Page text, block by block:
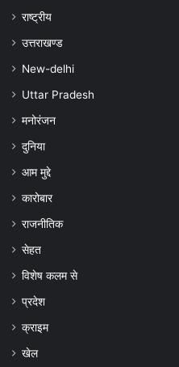
राष्ट्रीय
उत्तराखण्ड
New-delhi
Uttar Pradesh
मनोरंजन
दुनिया
आम मुद्दे
कारोबार
राजनीतिक
सेहत
विशेष कलम से
प्रदेश
क्राइम
खेल